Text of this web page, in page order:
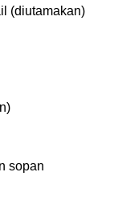
(diutamakan)
sopan